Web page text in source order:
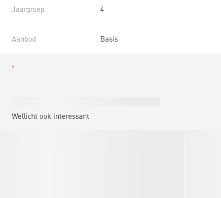
Jaargroep 4
Aanbod Basis
Wellicht ook interessant